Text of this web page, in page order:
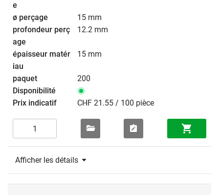
15 mm
12.2 mm
15 mm
200
CHF 21.55 / 100 pièce
Afficher les détails